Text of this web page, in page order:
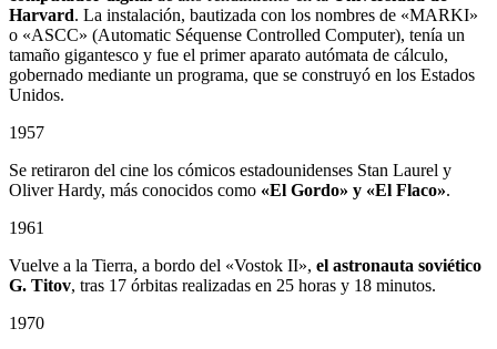
Harvard. La instalación, bautizada con los nombres de «MARKI»
o «ASCC» (Automatic Séquense Controlled Computer), tenía un
tamaño gigantesco y fue el primer aparato autómata de cálculo,
gobernado mediante un programa, que se construyó en los Estados
Unidos.
1957
Se retiraron del cine los cómicos estadounidenses Stan Laurel y
Oliver Hardy, más conocidos como «El Gordo» y «El Flaco».
1961
Vuelve a la Tierra, a bordo del «Vostok II», el astronauta soviético
G. Titov, tras 17 órbitas realizadas en 25 horas y 18 minutos.
1970